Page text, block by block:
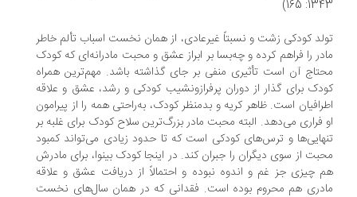
کودکی زشت و نسبتاً غیرعادی، از همان نخست اسباب تألم خاطر
را فراهم کرده و چه‌بسا بر ابراز عشق و محبت مادرانه‌ای که کودک
آن است تأثیری منفی بر جای گذاشته باشد. مهم‌ترین همراه
برای گذار از دوران پرفرازونشیب کودکی و رشد، عشق و علاقه
است. ظاهر کریه و بدمنظر کودک، به‌راحتی همه را از پیرامون
فراری می‌دهد. البته محبت مادر بزرگ‌ترین سلاح کودک برای غلبه بر
و ترس‌های کودکی است که تا حدود زیادی می‌تواند کمبود
از سوی دیگران را جبران کند. در اینجا کودک بینوا، برای مادرش
چیزی جز غم و اندوه نبوده و احتمالاً از دریافت عشق و علاقه
هم محروم بوده است. فقدانی که در همان سال‌های نخست